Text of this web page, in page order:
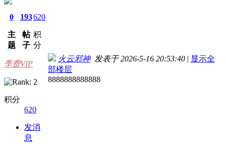
0
主
题
193
帖
子
620
积
分
季费VIP
积分
620
发消
息
火云邪神发表于 2026-5-16 20:53:40 | 显示全
部楼层
8888888888888